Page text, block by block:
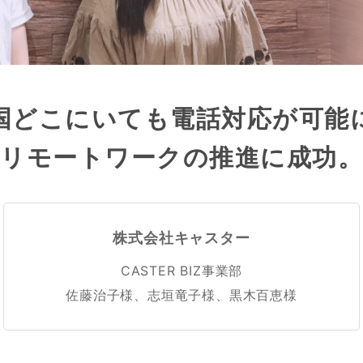
どこにいても 電話対応が可能
リモートワークの推進に成功。
株式会社キャスター
CASTER BIZ事業部
佐藤治子様、志垣竜子様、黒木百恵様